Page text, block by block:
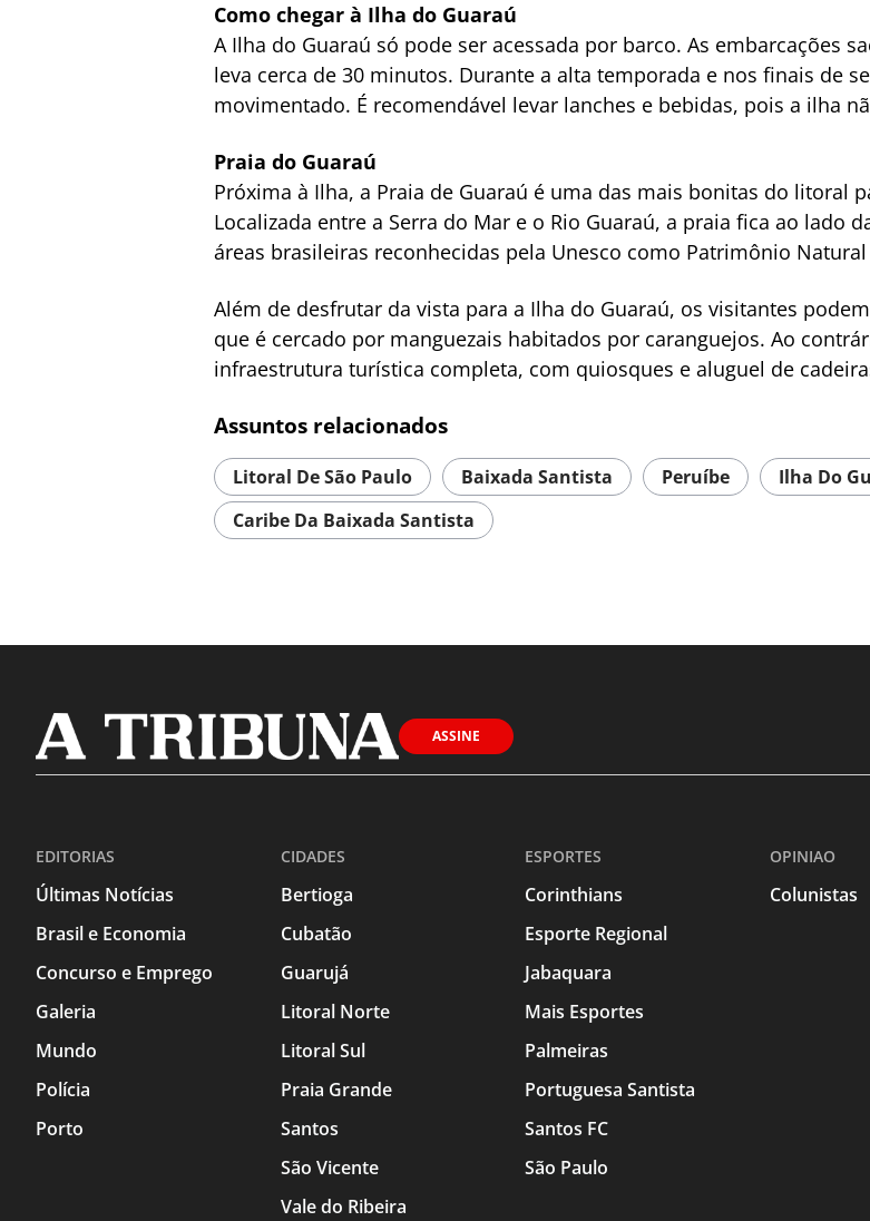
Como chegar à Ilha do Guaraú
A Ilha do Guaraú só pode ser acessada por barco. As embarcações
leva cerca de 30 minutos. Durante a alta temporada e nos finais de
movimentado. É recomendável levar lanches e bebidas, pois a ilha
Praia do Guaraú
Próxima à Ilha, a Praia de Guaraú é uma das mais bonitas do litoral
Localizada entre a Serra do Mar e o Rio Guaraú, a praia fica ao lado
áreas brasileiras reconhecidas pela Unesco como Patrimônio
Além de desfrutar da vista para a Ilha do Guaraú, os visitantes
que é cercado por manguezais habitados por caranguejos. Ao
infraestrutura turística completa, com quiosques e aluguel de
Assuntos relacionados
Litoral De São Paulo Baixada Santista Peruíbe Ilha Do
Caribe Da Baixada Santista
ASSINE
EDITORIAS
Últimas Notícias
Brasil e Economia
Concurso e Emprego
Galeria
Mundo
Polícia
Porto
CIDADES
Bertioga
Cubatão
Guarujá
Litoral Norte
Litoral Sul
Praia Grande
Santos
São Vicente
Vale do Ribeira
ESPORTES
Corinthians
Esporte Regional
Jabaquara
Mais Esportes
Palmeiras
Portuguesa Santista
Santos FC
São Paulo
OPINIAO
Colunistas